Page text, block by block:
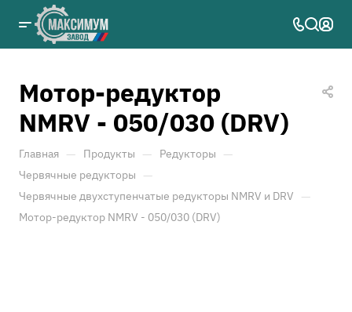
Мотор-редуктор
NMRV - 050/030 (DRV)
Главная — Продукты — Редукторы —
Червячные редукторы —
Червячные двухступенчатые редукторы NMRV и DRV —
Мотор-редуктор NMRV - 050/030 (DRV)